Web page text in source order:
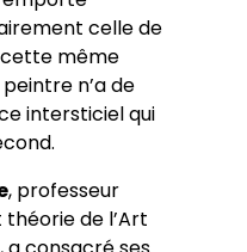
celle de
même
n’a de
intersticiel qui
, professeur
de l’Art